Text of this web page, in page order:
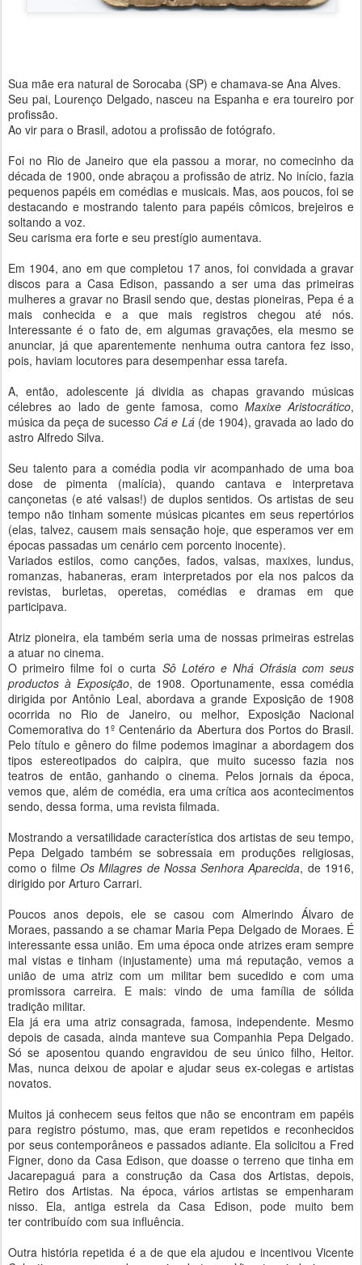
Sua mãe era natural de Sorocaba (SP) e chamava-se Ana Alves.
Seu pai, Lourenço Delgado, nasceu na Espanha e era toureiro por
profissão.
Ao vir para o Brasil, adotou a profissão de fotógrafo.
Foi no Rio de Janeiro que ela passou a morar, no comecinho da
década de 1900, onde abraçou a profissão de atriz. No início, fazia
pequenos papéis em comédias e musicais. Mas, aos poucos, foi se
destacando e mostrando talento para papéis cômicos, brejeiros e
soltando a voz.
Seu carisma era forte e seu prestígio aumentava.
Em 1904, ano em que completou 17 anos, foi convidada a gravar
discos para a Casa Edison, passando a ser uma das primeiras
mulheres a gravar no Brasil sendo que, destas pioneiras, Pepa é a
mais conhecida e a que mais registros chegou até nós.
Interessante é o fato de, em algumas gravações, ela mesmo se
anunciar, já que aparentemente nenhuma outra cantora fez isso,
pois, haviam locutores para desempenhar essa tarefa.
A, então, adolescente já dividia as chapas gravando músicas
célebres ao lado de gente famosa, como Maxixe Aristocrático,
música da peça de sucesso Cá e Lá(de 1904), gravada ao lado do
astro Alfredo Silva.
Seu talento para a comédia podia vir acompanhado de uma boa
dose de pimenta (malícia), quando cantava e interpretava
cançonetas (e até valsas!) de duplos sentidos. Os artistas de seu
tempo não tinham somente músicas picantes em seus repertórios
(elas, talvez, causem mais sensação hoje, que esperamos ver em
épocas passadas um cenário cem porcento inocente).
Variados estilos, como canções, fados, valsas, maxixes, lundus,
romanzas, habaneras, eram interpretados por ela nos palcos da
revistas, burletas, operetas, comédias e dramas em que
participava.
Atriz pioneira, ela também seria uma de nossas primeiras estrelas
a atuar no cinema.
O primeiro filme foi o curta Sô Lotéro e Nhá Ofrásia com seus
productos àExposição, de 1908. Oportunamente, essa comédia
dirigida por Antônio Leal, abordava a grande Exposição de 1908
ocorrida no Rio de Janeiro, ou melhor, Exposição Nacional
Comemorativa do 1º Centenário da Abertura dos Portos do Brasil.
Pelo título e gênero do filme podemos imaginar a abordagem dos
tipos estereotipados do caipira, que muito sucesso fazia nos
teatros de então, ganhando o cinema. Pelos jornais da época,
vemos que, além de comédia, era uma crítica aos acontecimentos
sendo, dessa forma, uma revista filmada.
Mostrando a versatilidade característica dos artistas de seu tempo,
Pepa Delgado também se sobressaia em produções religiosas,
como o filme Os Milagres de Nossa Senhora Aparecida, de 1916,
dirigido por Arturo Carrari.
Poucos anos depois, ele se casou com Almerindo Álvaro de
Moraes, passando a se chamar Maria Pepa Delgado de Moraes. É
interessante essa união. Em uma época onde atrizes eram sempre
mal vistas e tinham (injustamente) uma má reputação, vemos a
união de uma atriz com um militar bem sucedido e com uma
promissora carreira. E mais: vindo de uma família de sólida
tradição militar.
Ela já era uma atriz consagrada, famosa, independente. Mesmo
depois de casada, ainda manteve sua Companhia Pepa Delgado.
Só se aposentou quando engravidou de seu único filho, Heitor.
Mas, nunca deixou de apoiar e ajudar seus ex-colegas e artistas
novatos.
Muitos já conhecem seus feitos que não se encontram em papéis
para registro póstumo, mas, que eram repetidos e reconhecidos
por seus contemporâneos e passados adiante. Ela solicitou a Fred
Figner, dono da Casa Edison, que doasse o terreno que tinha em
Jacarepaguá para a construção da Casa dos Artistas, depois,
Retiro dos Artistas. Na época, vários artistas se empenharam
nisso. Ela, antiga estrela da Casa Edison, pode muito bem
ter contribuído com sua influência.
Outra história repetida é a de que ela ajudou e incentivou Vicente